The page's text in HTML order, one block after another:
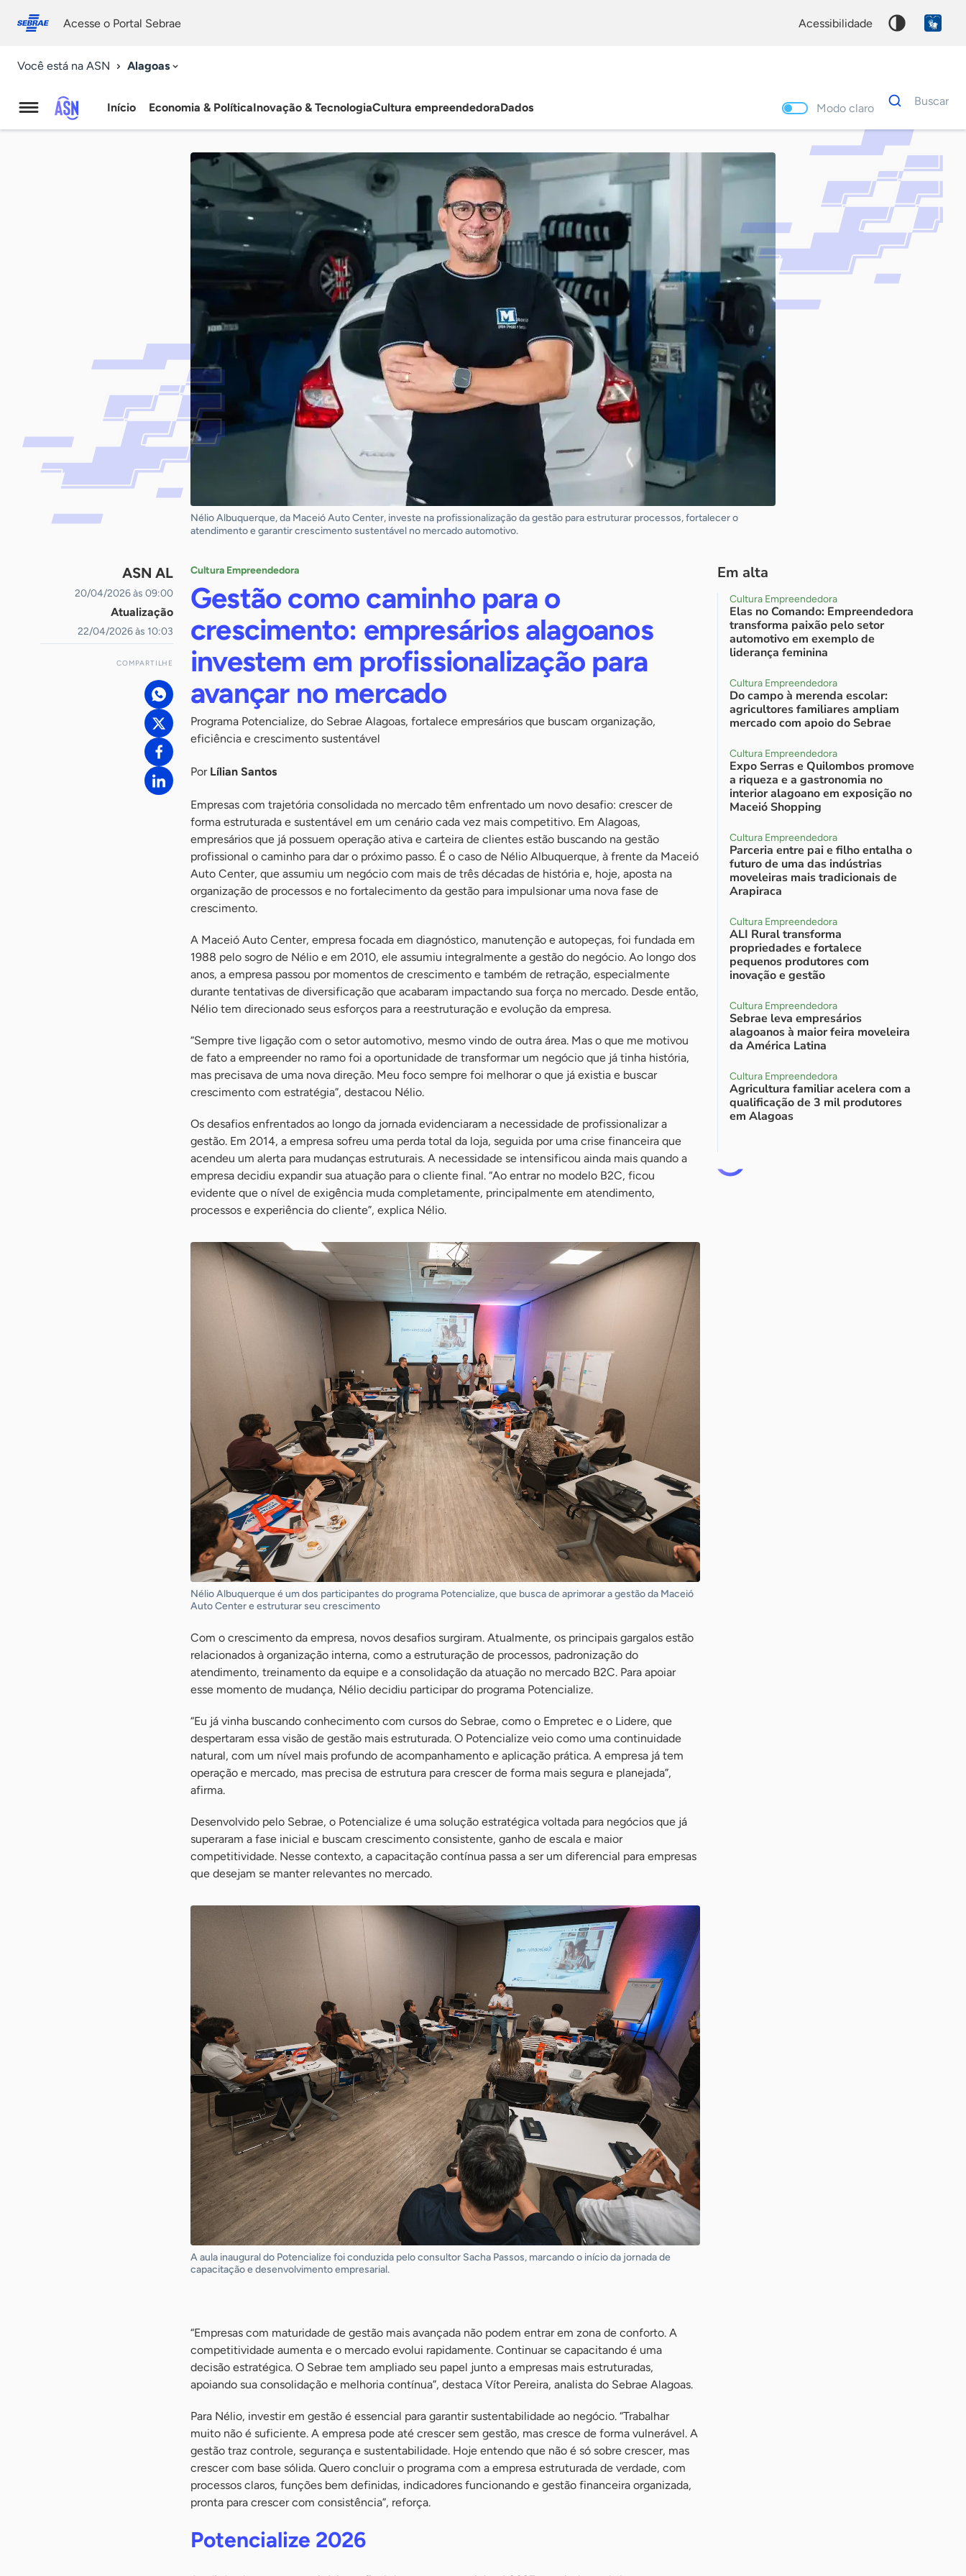
conosco
Acesse o Portal Sebrae acessibilidade
Você está na ASN Alagoas
Agência
Início Economia & PolíticaInovação & TecnologiaCultura empreendedoraDados Modo claro
Dados
para
Buscar
Palavra
chave
Nélio Albuquerque, da Maceió Auto Center, investe na profissionalização da gestão para estruturar processos, fortalecer o
atendimento e garantir crescimento sustentável no mercado automotivo.
ASN AL
20/04/2026 às 09:00
Atualização
22/04/2026 às 10:03
COMPARTILHE
Cultura Empreendedora
Gestão como caminho para o
crescimento: empresários alagoanos
investem em profissionalização para
avançar no mercado
Programa Potencialize, do Sebrae Alagoas, fortalece empresários que buscam organização,
eficiência e crescimento sustentável
Por Lílian Santos
Empresas com trajetória consolidada no mercado têm enfrentado um novo desafio: crescer de
forma estruturada e sustentável em um cenário cada vez mais competitivo. Em Alagoas,
empresários que já possuem operação ativa e carteira de clientes estão buscando na gestão
profissional o caminho para dar o próximo passo. É o caso de Nélio Albuquerque, à frente da Maceió
Auto Center, que assumiu um negócio com mais de três décadas de história e, hoje, aposta na
organização de processos e no fortalecimento da gestão para impulsionar uma nova fase de
crescimento.
A Maceió Auto Center, empresa focada em diagnóstico, manutenção e autopeças, foi fundada em
1988 pelo sogro de Nélio e em 2010, ele assumiu integralmente a gestão do negócio. Ao longo dos
anos, a empresa passou por momentos de crescimento e também de retração, especialmente
durante tentativas de diversificação que acabaram impactando sua força no mercado. Desde então,
Nélio tem direcionado seus esforços para a reestruturação e evolução da empresa.
“Sempre tive ligação com o setor automotivo, mesmo vindo de outra área. Mas o que me motivou
de fato a empreender no ramo foi a oportunidade de transformar um negócio que já tinha história,
mas precisava de uma nova direção. Meu foco sempre foi melhorar o que já existia e buscar
crescimento com estratégia”, destacou Nélio.
Os desafios enfrentados ao longo da jornada evidenciaram a necessidade de profissionalizar a
gestão. Em 2014, a empresa sofreu uma perda total da loja, seguida por uma crise financeira que
acendeu um alerta para mudanças estruturais. A necessidade se intensificou ainda mais quando a
empresa decidiu expandir sua atuação para o cliente final. “Ao entrar no modelo B2C, ficou
evidente que o nível de exigência muda completamente, principalmente em atendimento,
processos e experiência do cliente”, explica Nélio.
Nélio Albuquerque é um dos participantes do programa Potencialize, que busca de aprimorar a gestão da Maceió
Auto Center e estruturar seu crescimento
Com o crescimento da empresa, novos desafios surgiram. Atualmente, os principais gargalos estão
relacionados à organização interna, como a estruturação de processos, padronização do
atendimento, treinamento da equipe e a consolidação da atuação no mercado B2C. Para apoiar
esse momento de mudança, Nélio decidiu participar do programa Potencialize.
“Eu já vinha buscando conhecimento com cursos do Sebrae, como o Empretec e o Lidere, que
despertaram essa visão de gestão mais estruturada. O Potencialize veio como uma continuidade
natural, com um nível mais profundo de acompanhamento e aplicação prática. A empresa já tem
operação e mercado, mas precisa de estrutura para crescer de forma mais segura e planejada”,
afirma.
Desenvolvido pelo Sebrae, o Potencialize é uma solução estratégica voltada para negócios que já
superaram a fase inicial e buscam crescimento consistente, ganho de escala e maior
competitividade. Nesse contexto, a capacitação contínua passa a ser um diferencial para empresas
que desejam se manter relevantes no mercado.
A aula inaugural do Potencialize foi conduzida pelo consultor Sacha Passos, marcando o início da jornada de
capacitação e desenvolvimento empresarial.
“Empresas com maturidade de gestão mais avançada não podem entrar em zona de conforto. A
competitividade aumenta e o mercado evolui rapidamente. Continuar se capacitando é uma
decisão estratégica. O Sebrae tem ampliado seu papel junto a empresas mais estruturadas,
apoiando sua consolidação e melhoria contínua”, destaca Vítor Pereira, analista do Sebrae Alagoas.
Para Nélio, investir em gestão é essencial para garantir sustentabilidade ao negócio. “Trabalhar
muito não é suficiente. A empresa pode até crescer sem gestão, mas cresce de forma vulnerável. A
gestão traz controle, segurança e sustentabilidade. Hoje entendo que não é só sobre crescer, mas
crescer com base sólida. Quero concluir o programa com a empresa estruturada de verdade, com
processos claros, funções bem definidas, indicadores funcionando e gestão financeira organizada,
pronta para crescer com consistência”, reforça.
Potencialize 2026
Em alta
Cultura Empreendedora
Elas no Comando: Empreendedora
transforma paixão pelo setor
automotivo em exemplo de
liderança feminina
Cultura Empreendedora
Do campo à merenda escolar:
agricultores familiares ampliam
mercado com apoio do Sebrae
Cultura Empreendedora
Expo Serras e Quilombos promove
a riqueza e a gastronomia no
interior alagoano em exposição no
Maceió Shopping
Cultura Empreendedora
Parceria entre pai e filho entalha o
futuro de uma das indústrias
moveleiras mais tradicionais de
Arapiraca
Cultura Empreendedora
ALI Rural transforma
propriedades e fortalece
pequenos produtores com
inovação e gestão
Cultura Empreendedora
Sebrae leva empresários
alagoanos à maior feira moveleira
da América Latina
Cultura Empreendedora
Agricultura familiar acelera com a
qualificação de 3 mil produtores
em Alagoas